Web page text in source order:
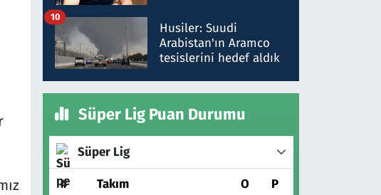
talimat verdi, ben
gönderdim
Husiler: Suudi
Arabistan'ın Aramco
tesislerini hedef aldık
10
Süper Lig Puan Durumu
Süper Lig
# Takım O P